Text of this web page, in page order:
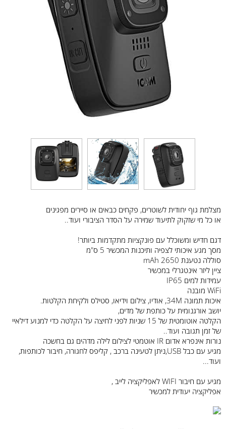
מצלמת גוף יחודית לשוטרים, פקחים כבאים או סיירים מפגינים
או כל מי שזקוק לתיעוד שמירה על הסדר הציבורי ועוד..
דגם חדיש ומשוכלל עם פונקציות מתקדמות ביותר!
מסך מגע איכותי לצפיה ותיכנות המכשיר 5 ס"מ
סוללה נטענת 2650 mAh
ציין ליזר אינטגרלי במכשיר
עמידות למים IP65
WiFi מובנה
איכות תמונה 34M, אודיו, צילום וידיאו, סטילס ולקיחת הקלטות.
יושב אורגנומית על כותפת של מדים,
הקלטה אוטומטית של 15 שניות לפני לחיצה על הקלטה כדי למנוע דילאיי
של זמן תגובה ועוד..
נורות אינפרא אדום IR אוטמטי לצילום לילה מדהים גם בחשכה
מגיע עם כבל USB,ניתן לטעינה ברכב , קליפס לחגורה, חיבור לכותפות,
ועוד...
מגיע עם חיבור WIFI לאפליקציה לייב ,
אפליקציה יעודית למכשיר